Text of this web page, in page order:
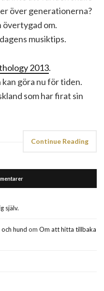
över generationerna?
övertygad om.
musiktips.
2013.
göra nu för tiden.
som har firat sin
Continue Reading
själv.
hund om Om att hitta tillbaka